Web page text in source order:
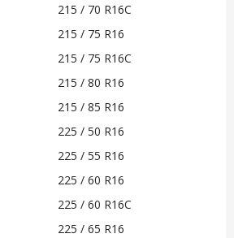
215 / 70 R16C
215 / 75 R16
215 / 75 R16C
215 / 80 R16
215 / 85 R16
225 / 50 R16
225 / 55 R16
225 / 60 R16
225 / 60 R16C
225 / 65 R16